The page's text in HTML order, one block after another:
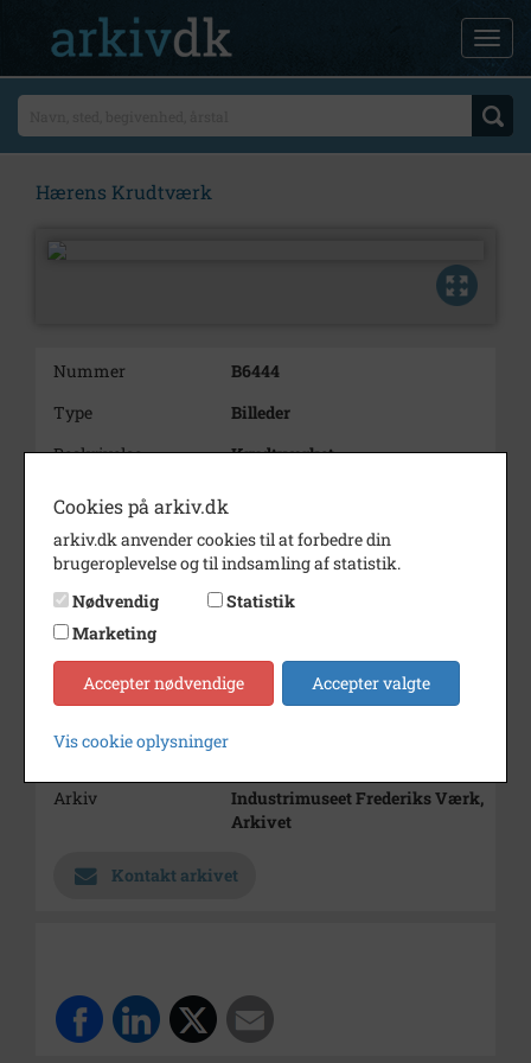
Hærens Krudtværk
Nummer
B6444
Type
Billeder
Beskrivelse
Krudtværket -
Bemærkning
Fra 1. mappe om værket
Periode
1958 - 1962
Dateringsnote
Størrelse
Arkiv
Industrimuseet Frederiks Værk,
Arkivet
Kontakt arkivet
Cookies på arkiv.dk
arkiv.dk anvender cookies til at forbedre din
brugeroplevelse og til indsamling af statistik.
Nødvendig
Statistik
Marketing
Accepter nødvendige Accepter valgte
Vis cookie oplysninger